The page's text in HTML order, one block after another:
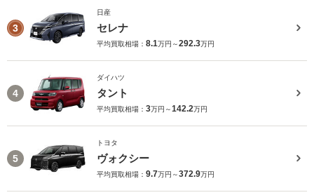
3
日産
セレナ
平均買取相場： 8.1万円～292.3万円
4
ダイハツ
タント
平均買取相場： 3万円～142.2万円
5
トヨタ
ヴォクシー
平均買取相場： 9.7万円～372.9万円